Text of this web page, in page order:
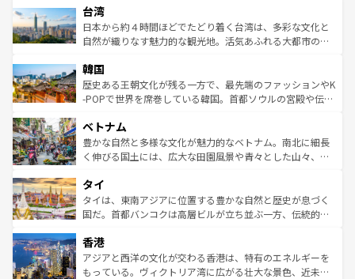
情報は
人々、おいしいローカルフードやハワイアンミュージッ
ク、伝統的なフラダンスなど、すべてがハワイの魅力を彩
っている。訪れるたびに新しい発見と感動が待っているハ
はコンテンツ一覧
リアリーフや大陸中央部にそびえるウルル（エアーズロッ
ク）、タスマニアの美しい原生林やケアンズの熱帯雨林な
ど、見どころがたくさん。また、カフェやワイン、オージ
いる。アクティビティも充実しており、サーフィンやダイ
ビング、ハイキングなど、アウトドア好きにはたまらな
い。オーストラリアの多彩な魅力を存分に味わいつくそ
参照してほしい。
台湾
日本から約４時間ほどでたどり着く台湾は、多彩な文化と
自然が織りなす魅力的な観光地。活気あふれる大都市の台
ン）、静ひつな山岳地帯である台湾東部など、都市の喧騒
と山間の静けさが共存しており、訪れる人に新しい発見と
驚きをもたらしてくれる。また、奥深い台湾の食文化も魅
容にもいいと評判のスイーツなど、バラエティ豊かな料理
が味わえる。 なお、新着の台湾情報は コンテンツ一覧を参
照してほしい。
韓国
歴史ある王朝文化が残る一方で、最先端のファッションやK
-POPで世界を席巻している韓国。首都ソウルの宮殿や伝統
き、地方に足を延ばせば四季折々の自然美を楽しむことが
できる。そして、キムチや焼肉、絶品のストリートフード
まで、さまざまな韓国料理が待っている。夜には、韓国な
リティに包まれながら、韓国の多彩な魅力を心ゆくまで味
わってみてほしい。 なお、新着の韓国情報はコンテンツ一
覧を参照してほしい。
ベトナム
豊かな自然と多様な文化が魅力的なベトナム。南北に細長
く伸びる国土には、広大な田園風景や青々とした山々、世
急速な発展と共に伝統が息づく。ハノイの古い町並みやホ
ーチミン市のフランス統治時代の建物も、独特の雰囲気を
醸し出している。また、バラエティの豊かさとおいしさで
とつ。フォーやバインミー、ベトナムコーヒーなどは、ぜ
ひ現地で味わいたい。どの地域を訪れてもあたたかい人々
が旅行者を迎えてくれるので、きっと忘れられない旅にな
タイ
タイは、東南アジアに位置する豊かな自然と歴史が息づく
国だ。首都バンコクは高層ビルが立ち並ぶ一方、伝統的な
の活気が交差している。北部ではチェンマイなどの山岳地
帯で自然と触れ合い、南部ではプーケットやクラビの美し
いビーチでリゾート気分を楽しむことができる。タイ料理
香港
アジアと西洋の文化が交わる香港は、特有のエネルギーを
もっている。ヴィクトリア湾に広がる壮大な景色、近未来